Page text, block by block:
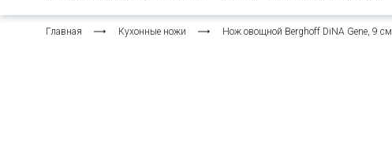
Главная Кухонные ножи Нож овощной Berghoff DiNA Gene, 9 см